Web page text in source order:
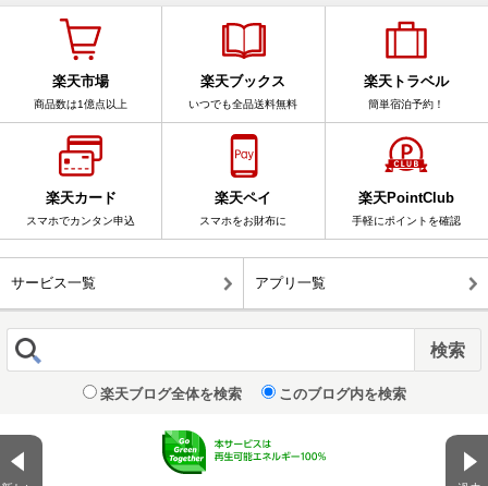
楽天市場
商品数は1億点以上
楽天ブックス
いつでも全品送料無料
楽天トラベル
簡単宿泊予約！
楽天カード
スマホでカンタン申込
楽天ペイ
スマホをお財布に
楽天PointClub
手軽にポイントを確認
サービス一覧 アプリ一覧
楽天ブログ全体を検索 このブログ内を検索